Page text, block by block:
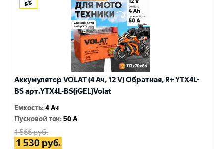
Аккумулятор VOLAT (4 Ач, 12 V) Обратная, R+ YTX4L-
BS арт.YTX4L-BS(iGEL)Volat
Емкость:4 Ач
Пусковой ток:50 A
1 566руб.
1 530 руб.